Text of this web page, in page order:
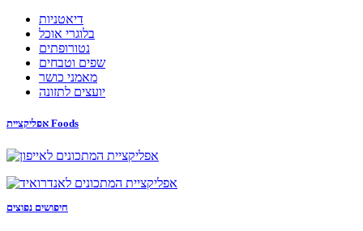
דיאטניות
בלוגרי אוכל
נטורופתים
שפים וטבחים
מאמני כושר
יועצים לתזונה
אפליקציית Foods
חיפושים נפוצים